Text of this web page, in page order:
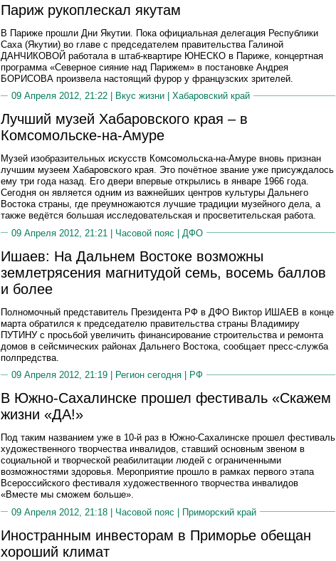
Париж рукоплескал якутам
В Париже прошли Дни Якутии. Пока официальная делегация Республики
Саха (Якутии) во главе с председателем правительства Галиной
ДАНЧИКОВОЙ работала в штаб-квартире ЮНЕСКО в Париже, концертная
программа «Северное сияние над Парижем» в постановке Андрея
БОРИСОВА произвела настоящий фурор у французских зрителей.
09 Апреля 2012, 21:22 |
Вкус жизни Хабаровский край
Лучший музей Хабаровского края – в
Комсомольске-на-Амуре
Музей изобразительных искусств Комсомольска-на-Амуре вновь признан
лучшим музеем Хабаровского края. Это почётное звание уже присуждалось
ему три года назад. Его двери впервые открылись в январе 1966 года.
Сегодня он является одним из важнейших центров культуры Дальнего
Востока страны, где преумножаются лучшие традиции музейного дела, а
также ведётся большая исследовательская и просветительская работа.
09 Апреля 2012, 21:21 | Часовой пояс | ДФО
Ишаев: На Дальнем Востоке возможны
землетрясения магнитудой семь, восемь баллов
и более
Полномочный представитель Президента РФ в ДФО Виктор ИШАЕВ в конце
марта обратился к председателю правительства страны Владимиру
ПУТИНУ с просьбой увеличить финансирование строительства и ремонта
домов в сейсмических районах Дальнего Востока, сообщает пресс-служба
полпредства.
09 Апреля 2012, 21:19 |
Регион сегодня РФ
В Южно-Сахалинске прошел фестиваль «Скажем
жизни «ДА!»
Под таким названием уже в 10-й раз в Южно-Сахалинске прошел фестиваль
художественного творчества инвалидов, ставший основным звеном в
социальной и творческой реабилитации людей с ограниченными
возможностями здоровья. Мероприятие прошло в рамках первого этапа
Всероссийского фестиваля художественного творчества инвалидов
«Вместе мы сможем больше».
09 Апреля 2012, 21:18 | Часовой пояс | Приморский край
Иностранным инвесторам в Приморье обещан
хороший климат